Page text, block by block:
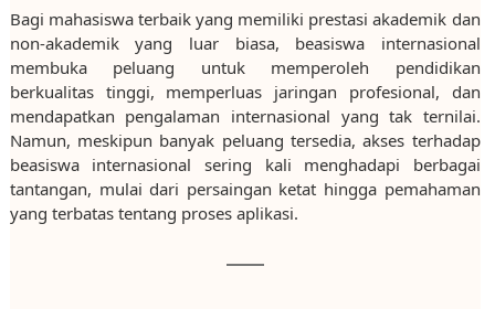
Bagi mahasiswa terbaik yang memiliki prestasi akademik dan
non-akademik yang luar biasa, beasiswa internasional
membuka peluang untuk memperoleh pendidikan
berkualitas tinggi, memperluas jaringan profesional, dan
mendapatkan pengalaman internasional yang tak ternilai.
Namun, meskipun banyak peluang tersedia, akses terhadap
beasiswa internasional sering kali menghadapi berbagai
tantangan, mulai dari persaingan ketat hingga pemahaman
yang terbatas tentang proses aplikasi.